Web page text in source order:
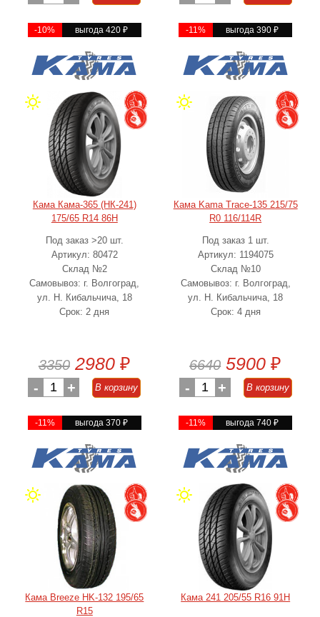
-10% выгода 420₽ -11% выгода 390₽
Кама Кама-365 (НК-241)
175/65 R14 86H
Под заказ >20 шт.
Артикул: 80472
Склад №2
Самовывоз: г. Волгоград,
ул. Н. Кибальчича, 18
Срок: 2 дня
3350 2980 ₽
- 1 + В корзину
-11% выгода 370₽
Кама Kama Trace-135 215/75
R0 116/114R
Под заказ 1 шт.
Артикул: 1194075
Склад №10
Самовывоз: г. Волгоград,
ул. Н. Кибальчича, 18
Срок: 4 дня
6640 5900 ₽
- 1 + В корзину
-11% выгода 740₽
Кама Breeze HK-132 195/65
R15
Кама 241 205/55 R16 91H